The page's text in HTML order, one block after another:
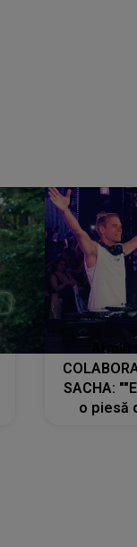
SACHA:
o piesă